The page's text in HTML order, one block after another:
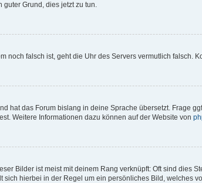
Grund, dies jetzt zu tun.
falsch ist, geht die Uhr des Servers vermutlich falsch.
hat das Forum bislang in deine Sprache übersetzt. Frage
Weitere Informationen dazu können auf der Website von
Bilder ist meist mit deinem Rang verknüpft: Oft sind dies
hierbei in der Regel um ein persönliches Bild, welches